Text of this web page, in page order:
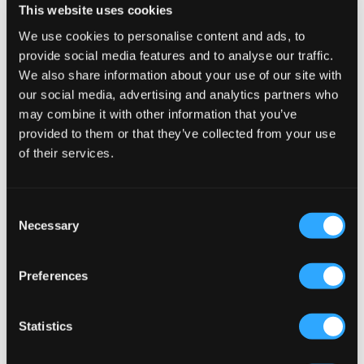
This website uses cookies
We use cookies to personalise content and ads, to
provide social media features and to analyse our traffic.
We also share information about your use of our site with
our social media, advertising and analytics partners who
may combine it with other information that you’ve
provided to them or that they’ve collected from your use
of their services.
Selection
Necessary
Preferences
Statistics
Parajumpers
VANIA GIRL
Parajumpers
PERFECT BOY
1 949,50 kr 3 899 kr
REA